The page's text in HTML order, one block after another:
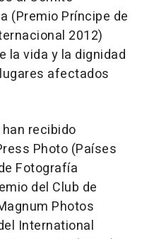
(Premio Príncipe de
2012)
la vida y la dignidad
afectados
recibido
Photo (Países
Fotografía
del Club de
Photos
International